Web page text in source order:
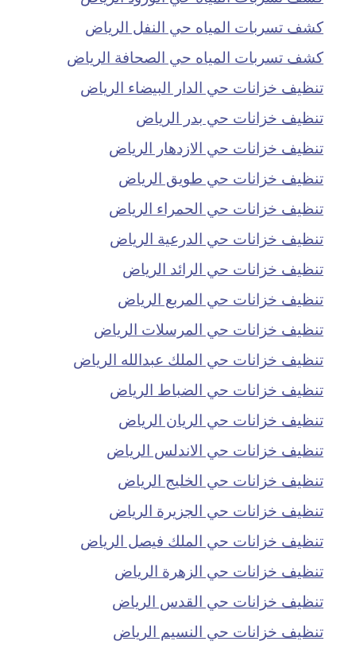
كشف تسربات المياه حي النفل الرياض
كشف تسربات المياه حي الصحافة الرياض
تنظيف خزانات حي الدار البيضاء الرياض
تنظيف خزانات حي بدر الرياض
تنظيف خزانات حي الازدهار الرياض
تنظيف خزانات حي طويق الرياض
تنظيف خزانات حي الحمراء الرياض
تنظيف خزانات حي الدرعية الرياض
تنظيف خزانات حي الرائد الرياض
تنظيف خزانات حي المربع الرياض
تنظيف خزانات حي المرسلات الرياض
تنظيف خزانات حي الملك عبدالله الرياض
تنظيف خزانات حي الضباط الرياض
تنظيف خزانات حي الريان الرياض
تنظيف خزانات حي الاندلس الرياض
تنظيف خزانات حي الخليج الرياض
تنظيف خزانات حي الجزيرة الرياض
تنظيف خزانات حي الملك فيصل الرياض
تنظيف خزانات حي الزهرة الرياض
تنظيف خزانات حي القدس الرياض
تنظيف خزانات حي النسيم الرياض